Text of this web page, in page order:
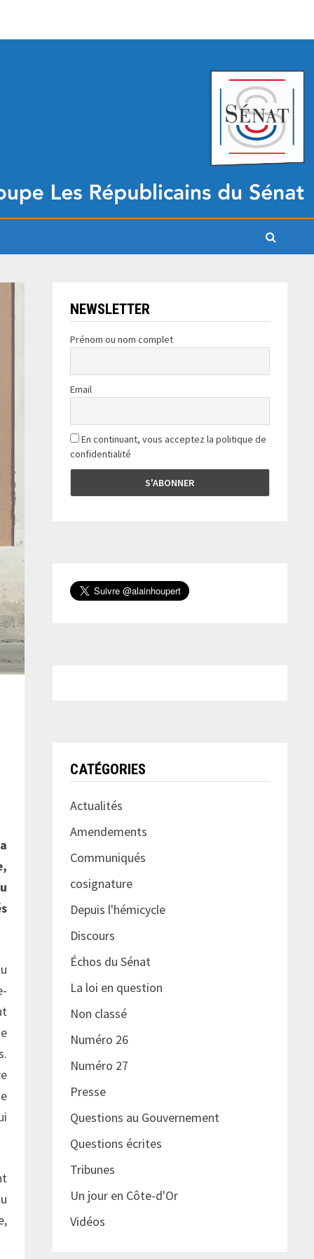
NEWSLETTER
Prénom ou nom complet
Email
En continuant, vous acceptez la politique de
confidentialité
CATÉGORIES
Actualités
Amendements
Communiqués
cosignature
Depuis l'hémicycle
Discours
Échos du Sénat
La loi en question
Non classé
Numéro 26
Numéro 27
Presse
Questions au Gouvernement
Questions écrites
Tribunes
Un jour en Côte-d'Or
Vidéos